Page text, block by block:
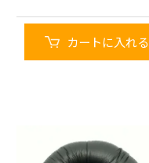
カートに入れる